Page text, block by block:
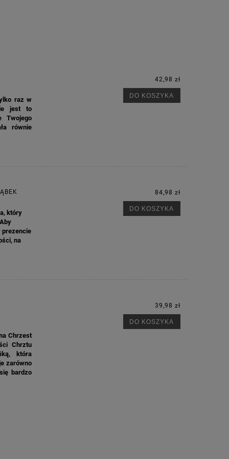
raz w
jest to
Twojego
równie
42,98 zł
DO KOSZYKA
który
prezencie
na
84,98 zł
DO KOSZYKA
Chrzest
Chrztu
która
zarówno
bardzo
39,98 zł
DO KOSZYKA